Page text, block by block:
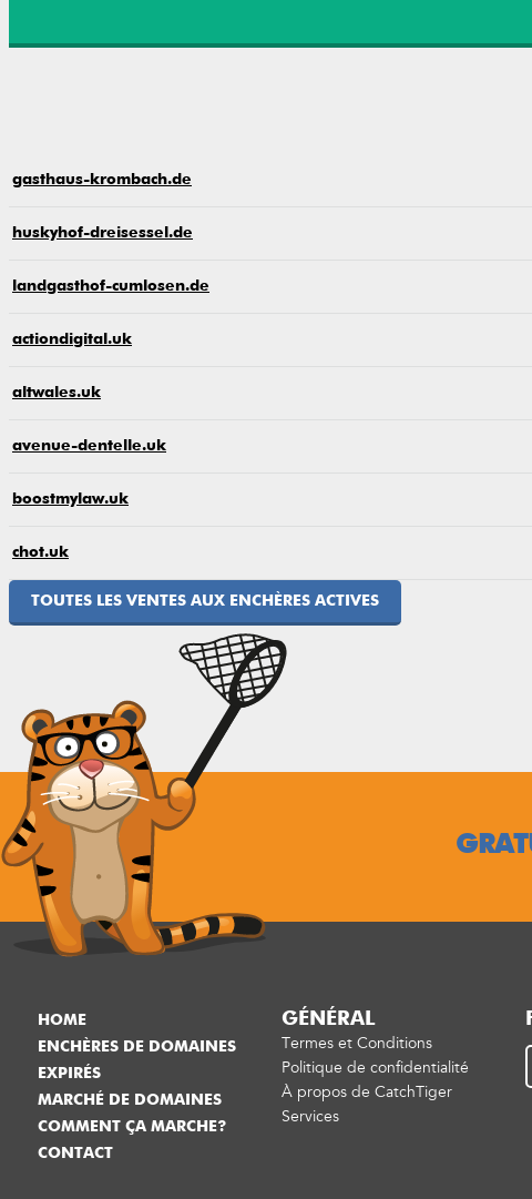
gasthaus-krombach.de
huskyhof-dreisessel.de
landgasthof-cumlosen.de
actiondigital.uk
altwales.uk
avenue-dentelle.uk
boostmylaw.uk
chot.uk
TOUTES LES VENTES AUX ENCHÈRES ACTIVES
HOME
ENCHÈRES DE DOMAINES
EXPIRÉS
MARCHÉ DE DOMAINES
COMMENT ÇA MARCHE?
CONTACT
GÉNÉRAL
Termes et Conditions
Politique de confidentialité
À propos de CatchTiger
Services